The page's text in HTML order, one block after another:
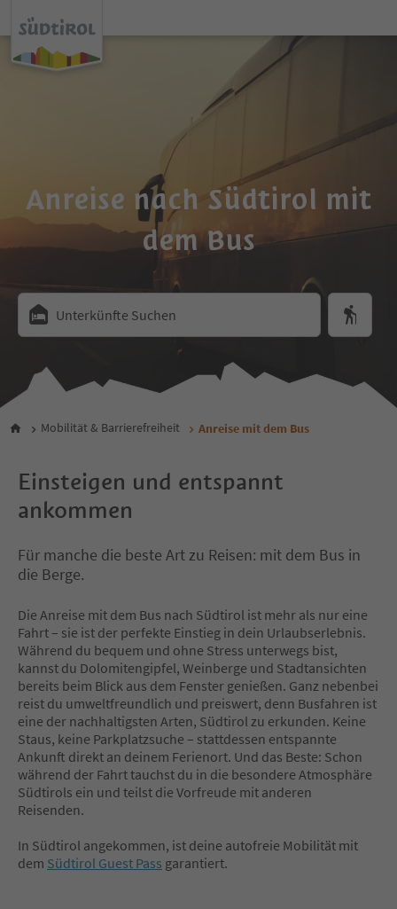
Anreise nach Südtirol mit
dem Bus
Unterkünfte Suchen
Mobilität & Barrierefreiheit Anreise mit dem Bus
Einsteigen und entspannt
ankommen
Für manche die beste Art zu Reisen: mit dem Bus in
die Berge.
Die Anreise mit dem Bus nach Südtirol ist mehr als nur eine
Fahrt – sie ist der perfekte Einstieg in dein Urlaubserlebnis.
Während du bequem und ohne Stress unterwegs bist,
kannst du Dolomitengipfel, Weinberge und Stadtansichten
bereits beim Blick aus dem Fenster genießen. Ganz nebenbei
reist du umweltfreundlich und preiswert, denn Busfahren ist
eine der nachhaltigsten Arten, Südtirol zu erkunden. Keine
Staus, keine Parkplatzsuche – stattdessen entspannte
Ankunft direkt an deinem Ferienort. Und das Beste: Schon
während der Fahrt tauchst du in die besondere Atmosphäre
Südtirols ein und teilst die Vorfreude mit anderen
Reisenden.
In Südtirol angekommen, ist deine autofreie Mobilität mit
dem Südtirol Guest Pass garantiert.